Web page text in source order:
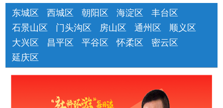
社科卡片
社科讲堂
科普活动
东城区 西城区 朝阳区 海淀区
丰台区
石景山区
门头沟区 房山区 通州区
顺义区
大兴区
昌平区 平谷区 怀柔区
密云区
延庆区